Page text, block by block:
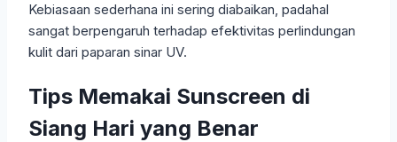
Kebiasaan sederhana ini sering diabaikan, padahal
sangat berpengaruh terhadap efektivitas perlindungan
kulit dari paparan sinar UV.
Tips Memakai Sunscreen di
Siang Hari yang Benar